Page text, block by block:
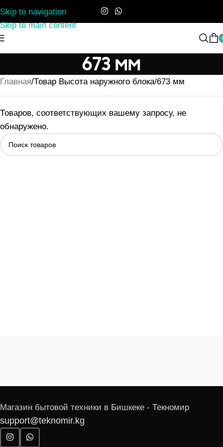
Skip to navigation
Skip to main content
673 мм
Главная Товар Высота наружного блока 673 мм
Товаров, соответствующих вашему запросу, не
обнаружено.
Магазин бытовой техники в Бишкеке - Текномир
support@teknomir.kg